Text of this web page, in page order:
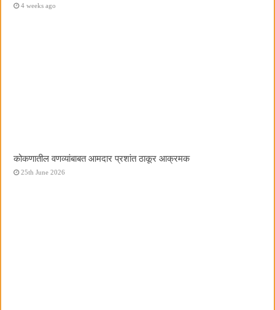
4 weeks ago
कोकणातील वणव्यांबाबत आमदार प्रशांत ठाकूर आक्रमक
25th June 2026